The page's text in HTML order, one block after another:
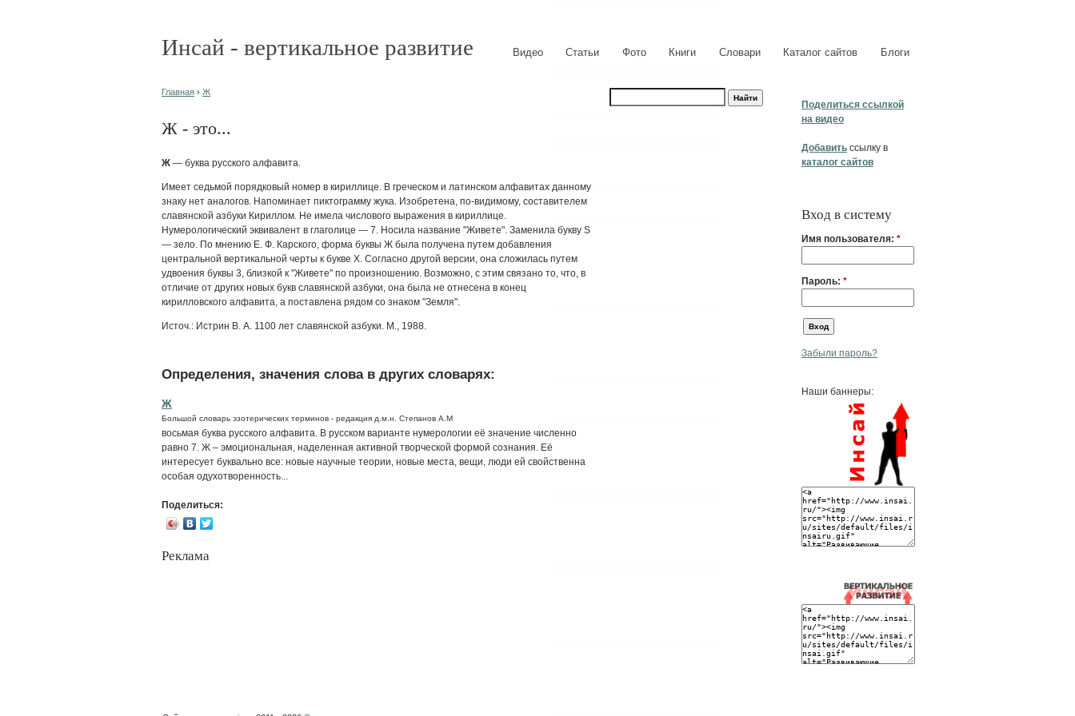
Инсай - вертикальное развитие Видео Статьи Фото Книги Словари Каталог сайтов Блоги
Поделиться ссылкой
на видео
Добавить ссылку в
каталог сайтов
Вход в систему
Имя пользователя: *
Пароль: *
Забыли пароль?
Наши баннеры:
Главная › Ж
Ж - это...
Ж — буква русского алфавита.
Имеет седьмой порядковый номер в кириллице. В греческом и латинском алфавитах данному
знаку нет аналогов. Напоминает пиктограмму жука. Изобретена, по-видимому, составителем
славянской азбуки Кириллом. Не имела числового выражения в кириллице.
Нумерологический эквивалент в глаголице — 7. Носила название "Живете". Заменила букву S
— зело. По мнению Е. Ф. Карского, форма буквы Ж была получена путем добавления
центральной вертикальной черты к букве Х. Согласно другой версии, она сложилась путем
удвоения буквы 3, близкой к "Живете" по произношению. Возможно, с этим связано то, что, в
отличие от других новых букв славянской азбуки, она была не отнесена в конец
кирилловского алфавита, а поставлена рядом со знаком "Земля".
Источ.: Истрин В. А. 1100 лет славянской азбуки. М., 1988.
Определения, значения слова в других словарях:
Ж
Большой словарь эзотерических терминов - редакция д.м.н. Степанов А.М
восьмая буква русского алфавита. В русском варианте нумерологии её значение численно
равно 7. Ж – эмоциональная, наделенная активной творческой формой сознания. Её
интересует буквально все: новые научные теории, новые места, вещи, люди ей свойственна
особая одухотворенность...
Поделиться:
Реклама